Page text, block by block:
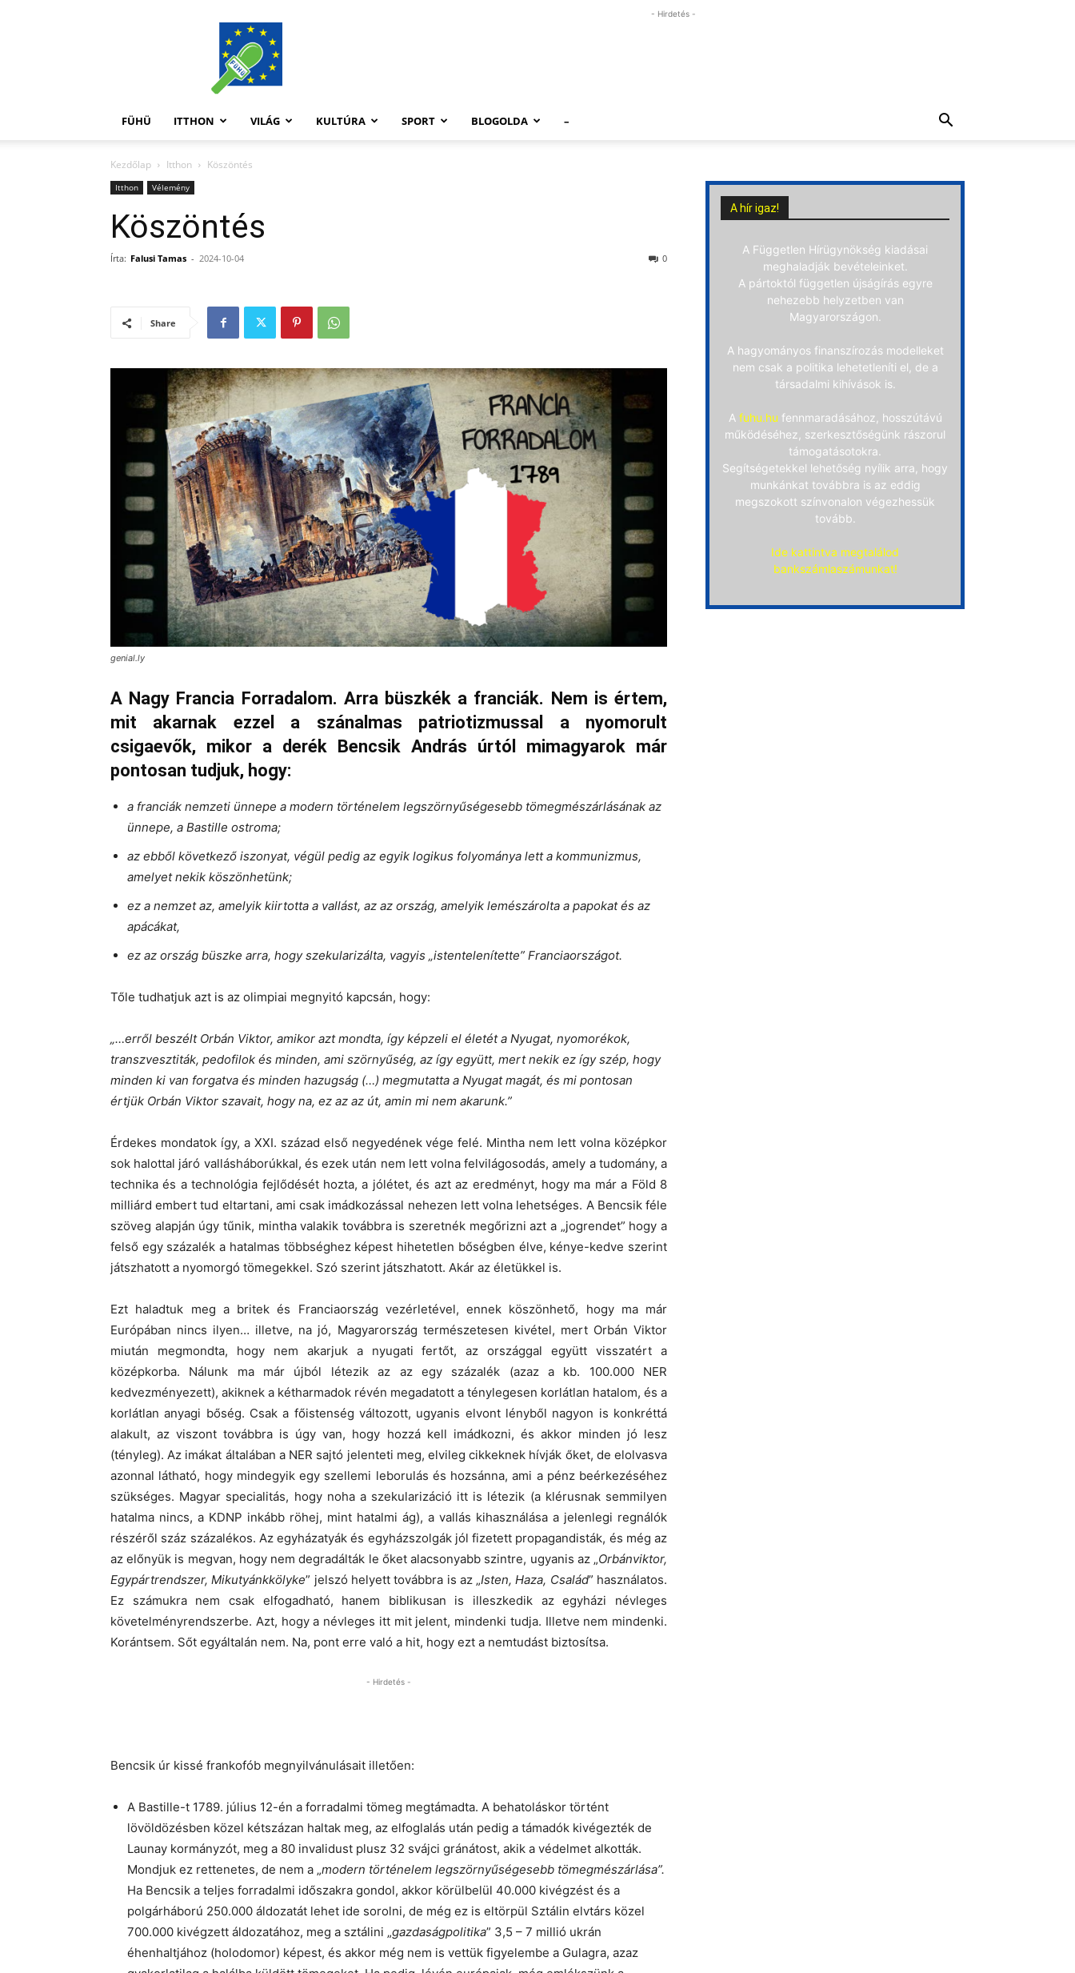
FüHü
- Hirdetés -
FÜHÜ ITTHON VILÁG KULTÚRA SPORT BLOGOLDA –
Kezdőlap Itthon Köszöntés
Itthon Vélemény
Köszöntés
Írta: Falusi Tamas - 2024-10-04 0
Share
genial.ly
A Nagy Francia Forradalom. Arra büszkék a franciák. Nem is értem,
mit akarnak ezzel a szánalmas patriotizmussal a nyomorult
csigaevők, mikor a derék Bencsik András úrtól mimagyarok már
pontosan tudjuk, hogy:
a franciák nemzeti ünnepe a modern történelem legszörnyűségesebb tömegmészárlásának az
ünnepe, a Bastille ostroma;
az ebből következő iszonyat, végül pedig az egyik logikus folyománya lett a kommunizmus,
amelyet nekik köszönhetünk;
ez a nemzet az, amelyik kiirtotta a vallást, az az ország, amelyik lemészárolta a papokat és az
apácákat,
ez az ország büszke arra, hogy szekularizálta, vagyis „istentelenítette” Franciaországot.
Tőle tudhatjuk azt is az olimpiai megnyitó kapcsán, hogy:
„…erről beszélt Orbán Viktor, amikor azt mondta, így képzeli el életét a Nyugat, nyomorékok,
transzvesztiták, pedofilok és minden, ami szörnyűség, az így együtt, mert nekik ez így szép, hogy
minden ki van forgatva és minden hazugság (…) megmutatta a Nyugat magát, és mi pontosan
értjük Orbán Viktor szavait, hogy na, ez az az út, amin mi nem akarunk.”
Érdekes mondatok így, a XXI. század első negyedének vége felé. Mintha nem lett volna középkor
sok halottal járó vallásháborúkkal, és ezek után nem lett volna felvilágosodás, amely a tudomány, a
technika és a technológia fejlődését hozta, a jólétet, és azt az eredményt, hogy ma már a Föld 8
milliárd embert tud eltartani, ami csak imádkozással nehezen lett volna lehetséges. A Bencsik féle
szöveg alapján úgy tűnik, mintha valakik továbbra is szeretnék megőrizni azt a „jogrendet” hogy a
felső egy százalék a hatalmas többséghez képest hihetetlen bőségben élve, kénye-kedve szerint
játszhatott a nyomorgó tömegekkel. Szó szerint játszhatott. Akár az életükkel is.
Ezt haladtuk meg a britek és Franciaország vezérletével, ennek köszönhető, hogy ma már
Európában nincs ilyen… illetve, na jó, Magyarország természetesen kivétel, mert Orbán Viktor
miután megmondta, hogy nem akarjuk a nyugati fertőt, az országgal együtt visszatért a
középkorba. Nálunk ma már újból létezik az az egy százalék (azaz a kb. 100.000 NER
kedvezményezett), akiknek a kétharmadok révén megadatott a ténylegesen korlátlan hatalom, és a
korlátlan anyagi bőség. Csak a főistenség változott, ugyanis elvont lényből nagyon is konkréttá
alakult, az viszont továbbra is úgy van, hogy hozzá kell imádkozni, és akkor minden jó lesz
(tényleg). Az imákat általában a NER sajtó jelenteti meg, elvileg cikkeknek hívják őket, de elolvasva
azonnal látható, hogy mindegyik egy szellemi leborulás és hozsánna, ami a pénz beérkezéséhez
szükséges. Magyar specialitás, hogy noha a szekularizáció itt is létezik (a klérusnak semmilyen
hatalma nincs, a KDNP inkább röhej, mint hatalmi ág), a vallás kihasználása a jelenlegi regnálók
részéről száz százalékos. Az egyházatyák és egyházszolgák jól fizetett propagandisták, és még az
az előnyük is megvan, hogy nem degradálták le őket alacsonyabb szintre, ugyanis az „Orbánviktor,
Egypártrendszer, Mikutyánkkölyke” jelszó helyett továbbra is az „Isten, Haza, Család” használatos.
Ez számukra nem csak elfogadható, hanem biblikusan is illeszkedik az egyházi névleges
követelményrendszerbe. Azt, hogy a névleges itt mit jelent, mindenki tudja. Illetve nem mindenki.
Korántsem. Sőt egyáltalán nem. Na, pont erre való a hit, hogy ezt a nemtudást biztosítsa.
- Hirdetés -
Bencsik úr kissé frankofób megnyilvánulásait illetően:
A Bastille-t 1789. július 12-én a forradalmi tömeg megtámadta. A behatoláskor történt
lövöldözésben közel kétszázan haltak meg, az elfoglalás után pedig a támadók kivégezték de
Launay kormányzót, meg a 80 invalidust plusz 32 svájci gránátost, akik a védelmet alkották.
Mondjuk ez rettenetes, de nem a „modern történelem legszörnyűségesebb tömegmészárlása”.
Ha Bencsik a teljes forradalmi időszakra gondol, akkor körülbelül 40.000 kivégzést és a
polgárháború 250.000 áldozatát lehet ide sorolni, de még ez is eltörpül Sztálin elvtárs közel
700.000 kivégzett áldozatához, meg a sztálini „gazdaságpolitika” 3,5 – 7 millió ukrán
éhenhaltjához (holodomor) képest, és akkor még nem is vettük figyelembe a Gulagra, azaz
A hír igaz!
A Független Hírügynökség kiadásai
meghaladják bevételeinket.
A pártoktól független újságírás egyre
nehezebb helyzetben van
Magyarországon.
A hagyományos finanszírozás modelleket
nem csak a politika lehetetleníti el, de a
társadalmi kihívások is.
A fuhu.hu fennmaradásához, hosszútávú
működéséhez, szerkesztőségünk rászorul
támogatásotokra.
Segítségetekkel lehetőség nyílik arra, hogy
munkánkat továbbra is az eddig
megszokott színvonalon végezhessük
tovább.
Ide kattintva megtalálod
bankszámlaszámunkat!